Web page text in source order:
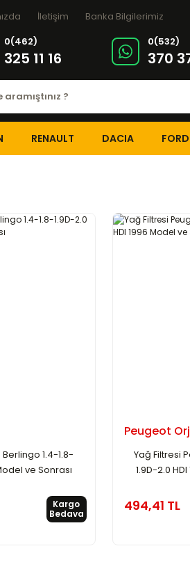
İletişim
Banka Bilgilerimiz
0(462)
325 11 16
0(532)
370
RENAULT DACIA FORD
1.4-1.8-
ve Sonrası
Kargo
Bedava
Peugeot
Yağ Filtresi
1.9D-2.0
494,41 TL